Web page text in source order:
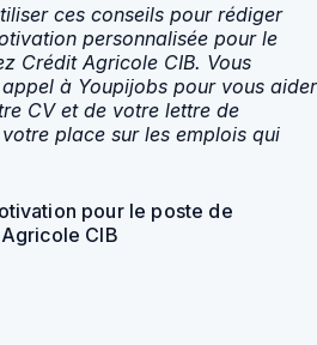
ces conseils pour rédiger
personnalisée pour le
Crédit Agricole CIB. Vous
à Youpijobs pour vous aider
CV et de votre lettre de
place sur les emplois qui
pour le poste de
CIB